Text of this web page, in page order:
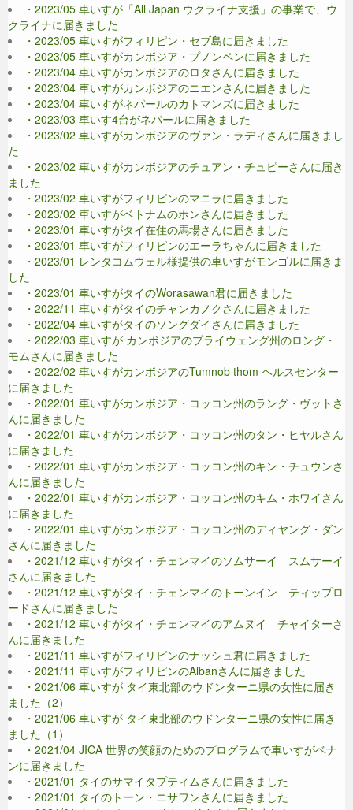
・2023/05 車いすが「All Japan ウクライナ支援」の事業で、ウ
クライナに届きました
・2023/05 車いすがフィリピン・セブ島に届きました
・2023/05 車いすがカンボジア・プノンペンに届きました
・2023/04 車いすがカンボジアのロタさんに届きました
・2023/04 車いすがカンボジアのニエンさんに届きました
・2023/04 車いすがネパールのカトマンズに届きました
・2023/03 車いす4台がネパールに届きました
・2023/02 車いすがカンボジアのヴァン・ラディさんに届きまし
た
・2023/02 車いすがカンボジアのチュアン・チュピーさんに届き
ました
・2023/02 車いすがフィリピンのマニラに届きました
・2023/02 車いすがベトナムのホンさんに届きました
・2023/01 車いすがタイ在住の馬場さんに届きました
・2023/01 車いすがフィリピンのエーラちゃんに届きました
・2023/01 レンタコムウェル様提供の車いすがモンゴルに届きま
した
・2023/01 車いすがタイのWorasawan君に届きました
・2022/11 車いすがタイのチャンカノクさんに届きました
・2022/04 車いすがタイのソングダイさんに届きました
・2022/03 車いすが カンボジアのプライウェング州のロング・
モムさんに届きました
・2022/02 車いすがカンボジアのTumnob thom ヘルスセンター
に届きました
・2022/01 車いすがカンボジア・コッコン州のラング・ヴットさ
んに届きました
・2022/01 車いすがカンボジア・コッコン州のタン・ヒヤルさん
に届きました
・2022/01 車いすがカンボジア・コッコン州のキン・チュウンさ
んに届きました
・2022/01 車いすがカンボジア・コッコン州のキム・ホワイさん
に届きました
・2022/01 車いすがカンボジア・コッコン州のディヤング・ダン
さんに届きました
・2021/12 車いすがタイ・チェンマイのソムサーイ スムサーイ
さんに届きました
・2021/12 車いすがタイ・チェンマイのトーンイン ティップロ
ードさんに届きました
・2021/12 車いすがタイ・チェンマイのアムヌイ チャイターさ
んに届きました
・2021/11 車いすがフィリピンのナッシュ君に届きました
・2021/11 車いすがフィリピンのAlbanさんに届きました
・2021/06 車いすが タイ東北部のウドンターニ県の女性に届き
ました（2）
・2021/06 車いすが タイ東北部のウドンターニ県の女性に届き
ました（1）
・2021/04 JICA 世界の笑顔のためのプログラムで車いすがベナ
ンに届きました
・2021/01 タイのサマイタプティムさんに届きました
・2021/01 タイのトーン・ニサワンさんに届きました